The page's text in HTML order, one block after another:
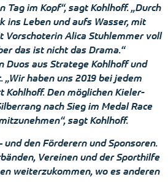
im Kopf“, sagt Kohlhoff. „Durch
ins Leben und aufs Wasser, mit
Vorschoterin Alica Stuhlemmer voll
das ist nicht das Drama.“
Duos aus Stratege Kohlhoff und
haben uns 2019 bei jedem
Den möglichen Kieler-
nach Sieg im Medal Race
sagt Kohlhoff.
den Förderern und Sponsoren.
Vereinen und der Sporthilfe
weiterzukommen, wo es anderen